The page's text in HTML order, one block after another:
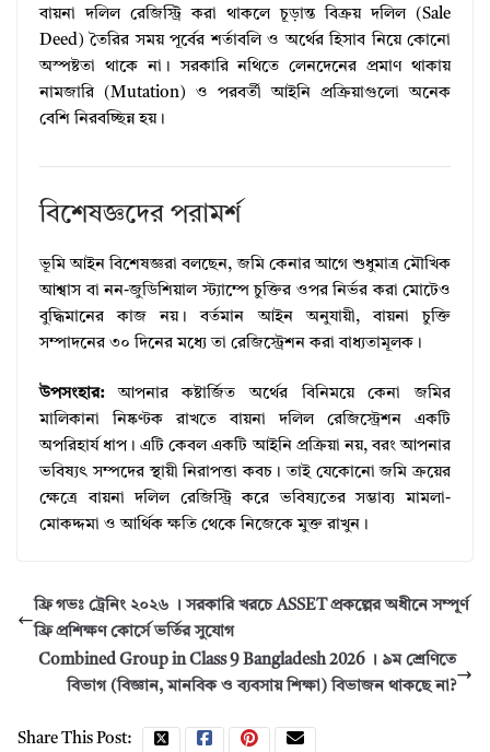
বায়না দলিল রেজিস্ট্রি করা থাকলে চূড়ান্ত বিক্রয় দলিল (Sale
Deed) তৈরির সময় পূর্বের শর্তাবলি ও অর্থের হিসাব নিয়ে কোনো
অস্পষ্টতা থাকে না। সরকারি নথিতে লেনদেনের প্রমাণ থাকায়
নামজারি (Mutation) ও পরবর্তী আইনি প্রক্রিয়াগুলো অনেক
বেশি নিরবচ্ছিন্ন হয়।
বিশেষজ্ঞদের পরামর্শ
ভূমি আইন বিশেষজ্ঞরা বলছেন, জমি কেনার আগে শুধুমাত্র মৌখিক
আশ্বাস বা নন-জুডিশিয়াল স্ট্যাম্পে চুক্তির ওপর নির্ভর করা মোটেও
বুদ্ধিমানের কাজ নয়। বর্তমান আইন অনুযায়ী, বায়না চুক্তি
সম্পাদনের ৩০ দিনের মধ্যে তা রেজিস্ট্রেশন করা বাধ্যতামূলক।
উপসংহার:আপনার কষ্টার্জিত অর্থের বিনিময়ে কেনা জমির
মালিকানা নিষ্কণ্টক রাখতে বায়না দলিল রেজিস্ট্রেশন একটি
অপরিহার্য ধাপ। এটি কেবল একটি আইনি প্রক্রিয়া নয়, বরং আপনার
ভবিষ্যৎ সম্পদের স্থায়ী নিরাপত্তা কবচ। তাই যেকোনো জমি ক্রয়ের
ক্ষেত্রে বায়না দলিল রেজিস্ট্রি করে ভবিষ্যতের সম্ভাব্য মামলা-
মোকদ্দমা ও আর্থিক ক্ষতি থেকে নিজেকে মুক্ত রাখুন।
ফ্রি গভঃ ট্রেনিং ২০২৬ । সরকারি খরচে ASSET প্রকল্পের অধীনে সম্পূর্ণ
ফ্রি প্রশিক্ষণ কোর্সে ভর্তির সুযোগ
Combined Group in Class 9 Bangladesh 2026 । ৯ম শ্রেণিতে
বিভাগ (বিজ্ঞান, মানবিক ও ব্যবসায় শিক্ষা) বিভাজন থাকছে না?
Share This Post: